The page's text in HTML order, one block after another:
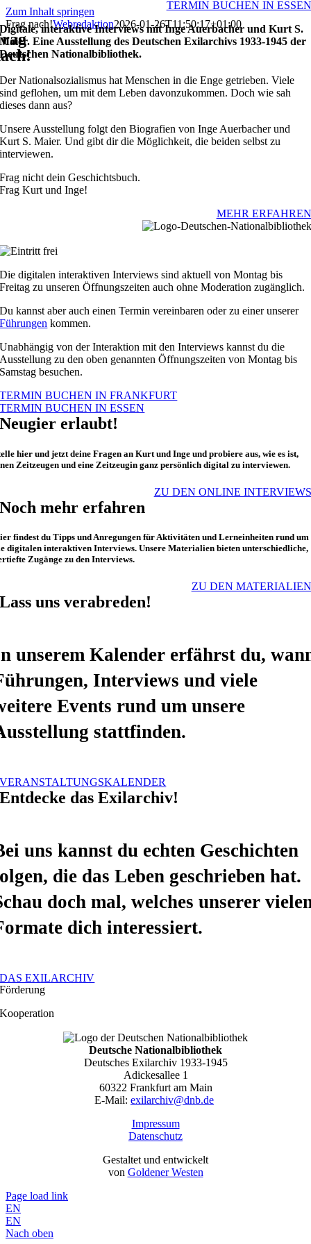
Zum Inhalt springen
Frag nach!Webredaktion2026-01-26T11:50:17+01:00
TERMIN BUCHEN IN ESSEN
Digitale, interaktive Interviews mit Inge Auerbacher und Kurt S.
Maier.Eine Ausstellung des Deutschen Exilarchivs 1933-1945 der
Deutschen Nationalbibliothek.
Der Nationalsozialismus hat Menschen in die Enge getrieben. Viele
sind geflohen, um mit dem Leben davonzukommen. Doch wie sah
dieses dann aus?
Unsere Ausstellung folgt den Biografien von Inge Auerbacher und
Kurt S. Maier. Und gibt dir die Möglichkeit, die beiden selbst zu
interviewen.
Frag nicht dein Geschichtsbuch.
Frag Kurt und Inge!
MEHR ERFAHREN
Die digitalen interaktiven Interviews sind aktuell von Montag bis
Freitag zu unseren Öffnungszeiten auch ohne Moderation zugänglich.
Du kannst aber auch einen Termin vereinbaren oder zu einer unserer
Führungen kommen.
Unabhängig von der Interaktion mit den Interviews kannst du die
Ausstellung zu den oben genannten Öffnungszeiten von Montag bis
Samstag besuchen.
TERMIN BUCHEN IN FRANKFURT
TERMIN BUCHEN IN ESSEN
Neugier erlaubt!
hier und jetzt deine Fragen an Kurt und Inge und probiere aus, wie es ist,
Zeitzeugen und eine Zeitzeugin ganz persönlich digital zu interviewen.
ZU DEN ONLINE INTERVIEWS
Noch mehr erfahren
findest du Tipps und Anregungen für Aktivitäten und Lerneinheiten rund um
digitalen interaktiven Interviews. Unsere Materialien bieten unterschiedliche,
Zugänge zu den Interviews.
ZU DEN MATERIALIEN
Lass uns verabreden!
unserem Kalender erfährst du,
Interviews und viele
Events rund um unsere
stattfinden.
VERANSTALTUNGSKALENDER
Entdecke das Exilarchiv!
uns kannst du echten Geschichten
die das Leben geschrieben hat.
doch mal, welches unserer
dich interessiert.
DAS EXILARCHIV
Förderung
Kooperation
Deutsche Nationalbibliothek
Deutsches Exilarchiv 1933-1945
Adickesallee 1
60322 Frankfurt am Main
E-Mail: exilarchiv@dnb.de
Impressum
Datenschutz
Gestaltet und entwickelt
von ­ Goldener Westen
Page load link
EN
EN
Nach oben